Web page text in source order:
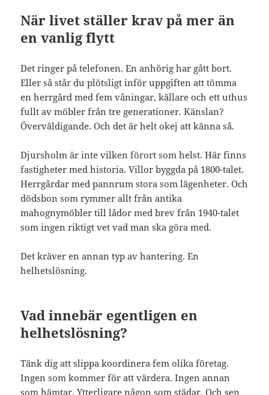
När livet ställer krav på mer än
en vanlig flytt
Det ringer på telefonen. En anhörig har gått bort.
Eller så står du plötsligt inför uppgiften att tömma
en herrgård med fem våningar, källare och ett uthus
fullt av möbler från tre generationer. Känslan?
Överväldigande. Och det är helt okej att känna så.
Djursholm är inte vilken förort som helst. Här finns
fastigheter med historia. Villor byggda på 1800-talet.
Herrgårdar med pannrum stora som lägenheter. Och
dödsbon som rymmer allt från antika
mahognymöbler till lådor med brev från 1940-talet
som ingen riktigt vet vad man ska göra med.
Det kräver en annan typ av hantering. En
helhetslösning.
Vad innebär egentligen en
helhetslösning?
Tänk dig att slippa koordinera fem olika företag.
Ingen som kommer för att värdera. Ingen annan
som hämtar. Ytterligare någon som städar. Och sen